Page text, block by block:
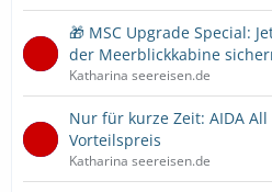
g
🎁 MSC Upgrade Special:
der Meerblickkabine
Katharina seereisen.de
Nur für kurze Zeit: AIDA
Vorteilspreis
Katharina seereisen.de